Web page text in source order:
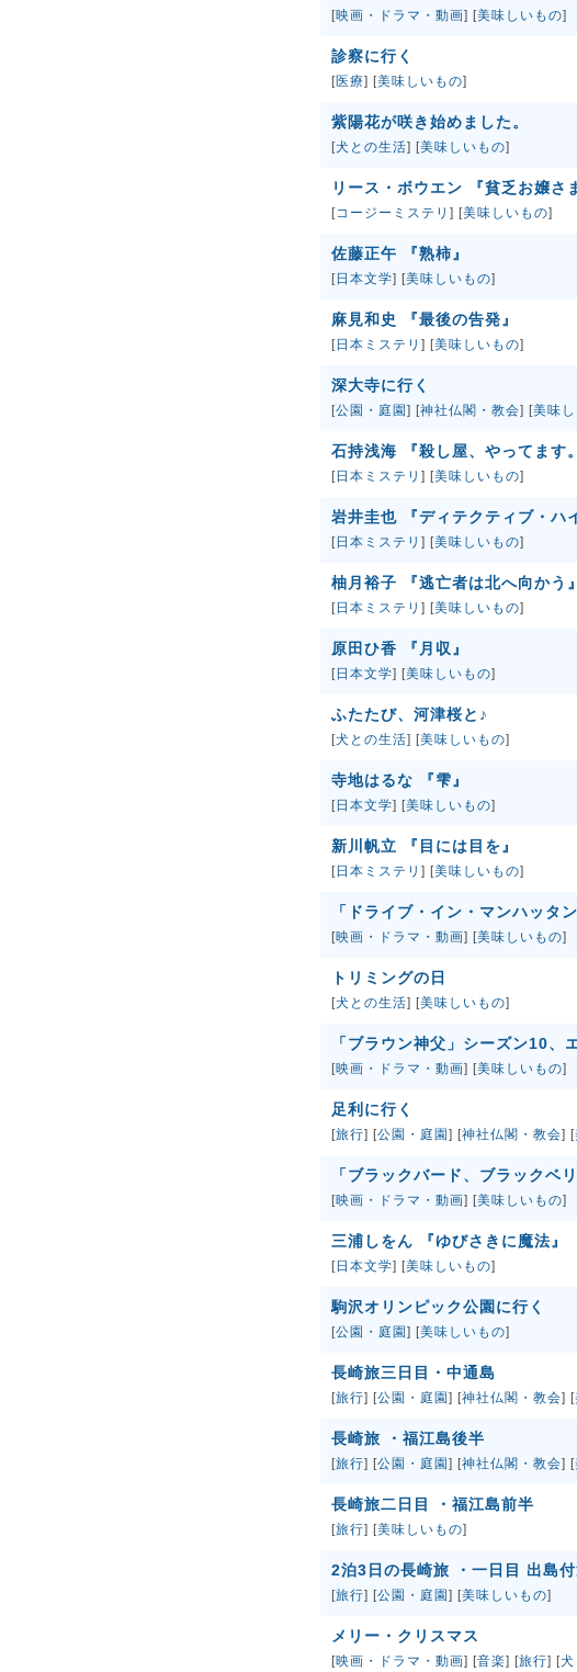
[映画・ドラマ・動画] [美味しいもの]
診察に行く
[医療] [美味しいもの]
紫陽花が咲き始めました。
[犬との生活] [美味しいもの]
リース・ボウエン 『貧乏お嬢さ
[コージーミステリ ] [美味しいもの]
佐藤正午 『熟柿』
[日本文学] [美味しいもの]
麻見和史 『最後の告発』
[日本ミステリ ] [美味しいもの]
深大寺に行く
[公園・庭園 ] [神社仏閣・教会] [美味
石持浅海 『殺し屋、やってます
[日本ミステリ ] [美味しいもの]
岩井圭也 『ディテクティブ・ハ
[日本ミステリ ] [美味しいもの]
柚月裕子 『逃亡者は北へ向かう』
[日本ミステリ ] [美味しいもの]
原田ひ香 『月収』
[日本文学] [美味しいもの]
ふたたび、河津桜と♪
[犬との生活] [美味しいもの]
寺地はるな 『雫』
[日本文学] [美味しいもの]
新川帆立 『目には目を』
[日本ミステリ ] [美味しいもの]
「ドライブ・イン・マンハッタ
[映画・ドラマ・動画] [美味しいもの]
トリミングの日
[犬との生活] [美味しいもの]
「ブラウン神父」シーズン10、
[映画・ドラマ・動画] [美味しいもの]
足利に行く
[旅行] [公園・庭園 ] [神社仏閣・教会] [
「ブラックバード、ブラックベ
[映画・ドラマ・動画] [美味しいもの]
三浦しをん 『ゆびさきに魔法』
[日本文学] [美味しいもの]
駒沢オリンピック公園に行く
[公園・庭園 ] [美味しいもの]
長崎旅三日目・中通島
[旅行] [公園・庭園 ] [神社仏閣・教会] [
長崎旅 ・福江島後半
[旅行] [公園・庭園 ] [神社仏閣・教会] [
長崎旅二日目 ・福江島前半
[旅行] [美味しいもの]
2泊3日の長崎旅 ・一日目 出島付
[旅行] [公園・庭園 ] [美味しいもの]
メリー・クリスマス
[映画・ドラマ・動画] [音楽] [旅行] [犬